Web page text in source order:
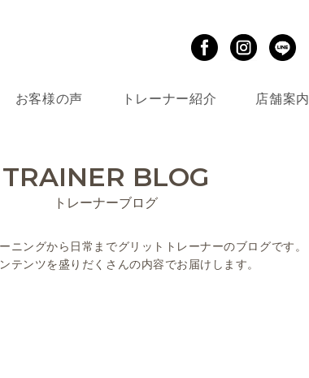
お客様の声 トレーナー紹介 店舗案内
TRAINER BLOG
トレーナーブログ
ニングから 日常までグリットトレーナーのブログです。
テンツを盛りだくさんの内容でお届けします。